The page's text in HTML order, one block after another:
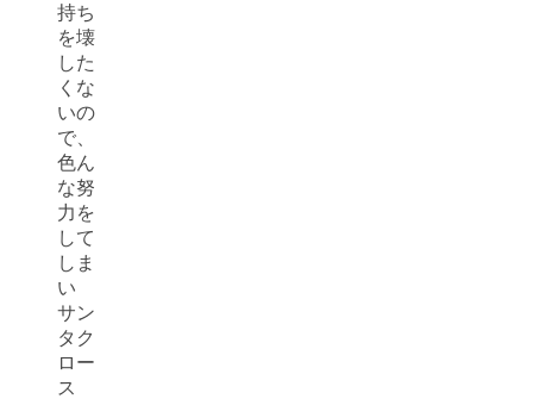
持ち
を壊
した
くな
いの
で、
色ん
な努
力を
して
しま
い
サン
タク
ロー
ス